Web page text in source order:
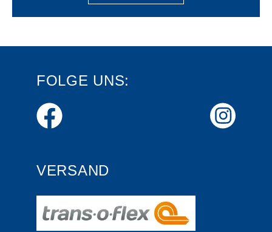
FOLGE UNS:
VERSAND